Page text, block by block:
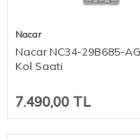
Nacar
Nacar NC34-29B685-
Kol Saati
7.490,00 TL